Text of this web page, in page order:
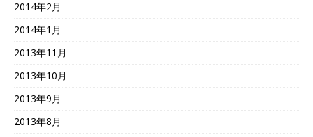
2014年2月
2014年1月
2013年11月
2013年10月
2013年9月
2013年8月